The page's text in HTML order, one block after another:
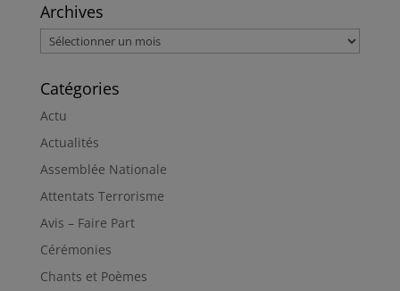
Archives
Archives
Catégories
Actu
Actualités
Assemblée Nationale
Attentats Terrorisme
Avis – Faire Part
Cérémonies
Chants et Poèmes